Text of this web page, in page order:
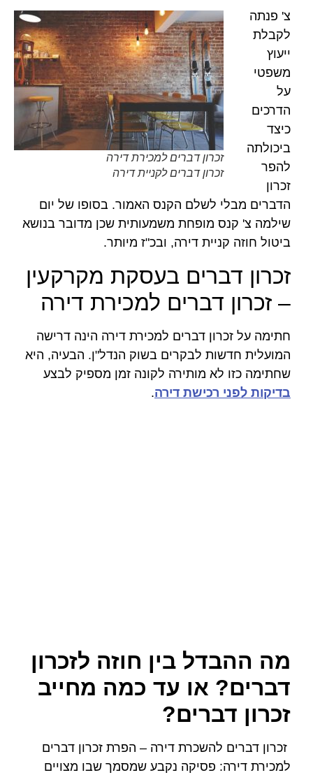
זכרון דברים למכירת דירה
זכרון דברים לקניית דירה
צ' פנתה
לקבלת
ייעוץ
משפטי
על
הדרכים
כיצד
ביכולתה
להפר
זכרון
הדברים מבלי לשלם הקנס האמור. בסופו של יום
שילמה צ' קנס מופחת משמעותית שכן מדובר בנושא
ביטול חוזה קניית דירה, ובכ"ז מיותר.
זכרון דברים בעסקת מקרקעין
– זכרון דברים למכירת דירה
חתימה על זכרון דברים למכירת דירה הינה דרישה
המועלית חדשות לבקרים בשוק הנדל"ן. הבעיה, היא
שחתימה כזו לא מותירה לקונה זמן מספיק לבצע
בדיקות לפני רכישת דירה.
מה ההבדל בין חוזה לזכרון
דברים? או עד כמה מחייב
זכרון דברים?
זכרון דברים להשכרת דירה – הפרת זכרון דברים
למכירת דירה: פסיקה נקבע שמסמך שבו מצויים